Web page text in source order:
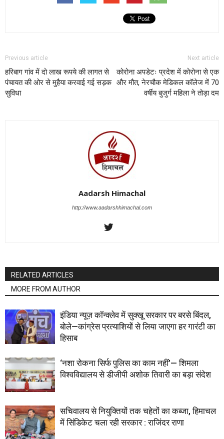
Previous article
हरिबाग गांव में दो लाख रूपये की लागत से
पंचायत की ओर से मुहैया करवाई गई सड़क
सुविधा
Next article
कोरोना अपडेटः प्रदेश में कोरोना से एक
और मौत, नेरचौक मेडिकल कॉलेज में 70
वर्षीय बुजुर्ग महिला ने तोड़ा दम
Aadarsh Himachal
http://www.aadarshhimachal.com
RELATED ARTICLES
MORE FROM AUTHOR
इंडिया न्यूज़ कॉन्क्लेव में सुक्खू सरकार पर बरसे बिंदल,
बोले—कांग्रेस प्रत्याशियों से लिया जाएगा हर गारंटी का
हिसाब
‘नशा रोकना सिर्फ पुलिस का काम नहीं’— शिमला
विश्वविद्यालय से डीजीपी अशोक तिवारी का बड़ा संदेश
सचिवालय से नियुक्तियों तक चहेतों का कब्जा, हिमाचल
में सिंडिकेट चला रही सरकार : राजिंदर राणा